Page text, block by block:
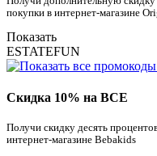
покупки в интернет-магазине
Показать
ESTATEFUN
Скидка 10% на ВСЕ
Получи скидку десять
интернет-магазине Bebakids